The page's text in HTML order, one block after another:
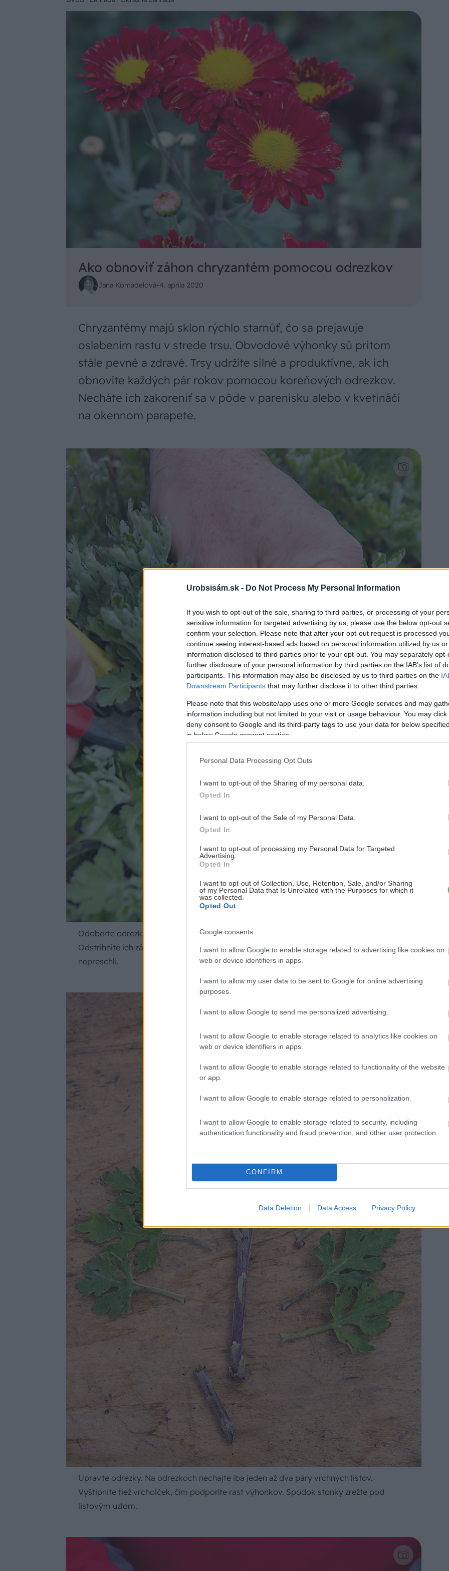
Urobsisám.sk - Do Not Process My Personal Information
If you wish to opt-out of the sale, sharing to third parties, or processing of your
sensitive information for targeted advertising by us, please use the below opt-out
confirm your selection. Please note that after your opt-out request is processed
continue seeing interest-based ads based on personal information utilized by us
information disclosed to third parties prior to your opt-out. You may separately
further disclosure of your personal information by third parties on the IAB’s list of
participants. This information may also be disclosed by us to third parties on the
Downstream Participants that may further disclose it to other third parties.
Please note that this website/app uses one or more Google services and may
information including but not limited to your visit or usage behaviour. You may
deny consent to Google and its third-party tags to use your data for below
in below Google consent section.
Personal Data Processing Opt Outs
I want to opt-out of the Sharing of my personal data.
Opted In
I want to opt-out of the Sale of my Personal Data.
Opted In
I want to opt-out of processing my Personal Data for Targeted
Advertising.
Opted In
I want to opt-out of Collection, Use, Retention, Sale, and/or Sharing
of my Personal Data that Is Unrelated with the Purposes for which it
was collected.
Opted Out
Google consents
I want to allow Google to enable storage related to advertising like cookies on
web or device identifiers in apps.
I want to allow my user data to be sent to Google for online advertising
purposes.
I want to allow Google to send me personalized advertising.
I want to allow Google to enable storage related to analytics like cookies on
web or device identifiers in apps.
I want to allow Google to enable storage related to functionality of the website
or app.
I want to allow Google to enable storage related to personalization.
I want to allow Google to enable storage related to security, including
authentication functionality and fraud prevention, and other user protection.
CONFIRM
Data Deletion Data Access Privacy Policy
Ako obnoviť záhon chryzantém pomocou odrezkov
Jana Komadelová-4. apríla 2020
Chryzantémy majú sklon rýchlo starnúť, čo sa prejavuje
oslabením rastu v strede trsu. Obvodové výhonky sú pritom
stále pevné a zdravé. Trsy udržíte silné a produktívne, ak ich
obnovíte každých pár rokov pomocou koreňových odrezkov.
Necháte ich zakoreniť sa v pôde v parenisku alebo v kvetináči
na okennom parapete.
Odoberte odrezky. Z vonkajšieho obvodu trsu vyberte silné výhony dlhé 5 – 7 cm.
Odstrihnite ich záhradníckymi nožnicami a vložte do polyetylénového vrecka, aby
nepreschli.
Upravte odrezky. Na odrezkoch nechajte iba jeden až dva páry vrchných listov.
Vyštipnite tiež vrcholček, čím podporíte rast výhonkov. Spodok stonky zrežte pod
listovým uzlom.